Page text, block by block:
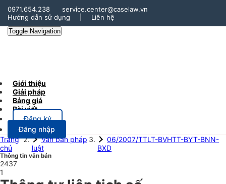
0971.654.238
service.center@caselaw.vn
Hướng dẫn sử dụng
Liên hệ
Toggle Navigation
Giới thiệu
Giải pháp
Bảng giá
Bài viết
Đăng ký
Đăng nhập
Trang
chủ
Văn bản pháp
luật
06/2007/TTLT-BVHTT-BYT-BNN-
BXD
Thông tin văn bản
2437
1